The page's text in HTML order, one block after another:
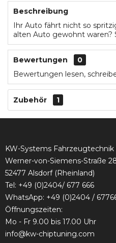
Beschreibung
Ihr Auto fährt nicht so
alten Auto gewohnt waren?
Bewertungen
0
Bewertungen lesen,
Zubehör 1
KW-Systems Fahrzeugtechnik
Werner-von-Siemens-Straße
52477 Alsdorf (Rheinland)
Tel: +49 (0)2404/ 677 666
WhatsApp: +49 (0)2404 /
Öffnungszeiten:
Mo - Fr 9.00 bis 17.00 Uhr
info@kw-chiptuning.com